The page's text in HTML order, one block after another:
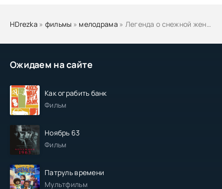
Ожидаем на сайте
Как ограбить банк
Фильм
Ноябрь 63
Фильм
Патруль времени
Мультфильм
HDrezka » фильмы » мелодрама » Легенда о снежной женщине